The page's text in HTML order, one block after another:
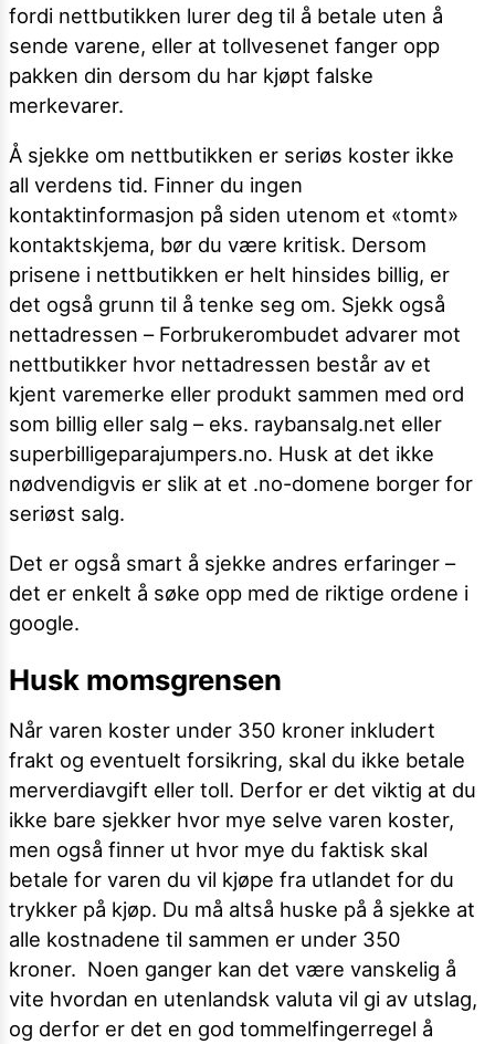
fordi nettbutikken lurer deg til å betale uten å
sende varene, eller at tollvesenet fanger opp
pakken din dersom du har kjøpt falske
merkevarer.
Å sjekke om nettbutikken er seriøs koster ikke
all verdens tid. Finner du ingen
kontaktinformasjon på siden utenom et «tomt»
kontaktskjema, bør du være kritisk. Dersom
prisene i nettbutikken er helt hinsides billig, er
det også grunn til å tenke seg om. Sjekk også
nettadressen – Forbrukerombudet advarer mot
nettbutikker hvor nettadressen består av et
kjent varemerke eller produkt sammen med ord
som billig eller salg – eks. raybansalg.net eller
superbilligeparajumpers.no. Husk at det ikke
nødvendigvis er slik at et .no-domene borger for
seriøst salg.
Det er også smart å sjekke andres erfaringer –
det er enkelt å søke opp med de riktige ordene i
google.
Husk momsgrensen
Når varen koster under 350 kroner inkludert
frakt og eventuelt forsikring, skal du ikke betale
merverdiavgift eller toll. Derfor er det viktig at du
ikke bare sjekker hvor mye selve varen koster,
men også finner ut hvor mye du faktisk skal
betale for varen du vil kjøpe fra utlandet for du
trykker på kjøp. Du må altså huske på å sjekke at
alle kostnadene til sammen er under 350
kroner. Noen ganger kan det være vanskelig å
vite hvordan en utenlandsk valuta vil gi av utslag,
og derfor er det en god tommelfingerregel å